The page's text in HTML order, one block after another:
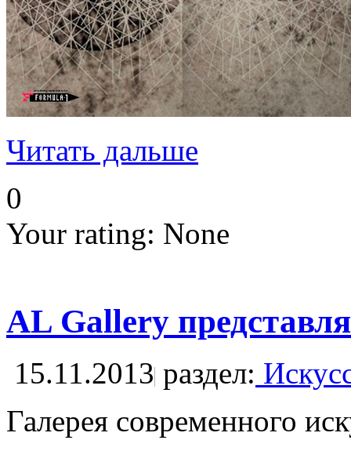
Читать дальше
0
Your rating: None
AL Gallery
15.11.2013 раздел:
Галерея современного